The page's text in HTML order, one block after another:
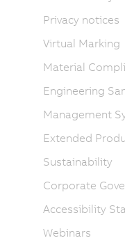
Privacy notices
Virtual Marking
Material
Engineering
Management
Extended
Sustainability
Corporate
Accessibility
Webinars